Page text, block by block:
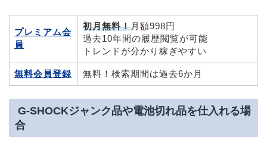
プレミアム会
員
初月無料！月額998円
過去10年間の履歴閲覧が可能
トレンドが分かり稼ぎやすい
無料会員登録 無料！検索期間は過去6か月
G-SHOCKジャンク品や電池切れ品を仕入れる場
合